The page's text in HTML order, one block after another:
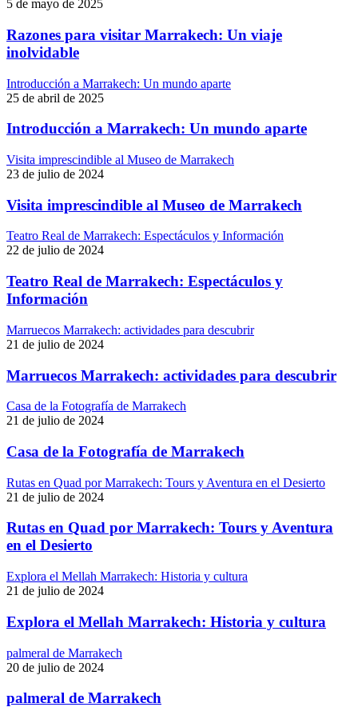
5 de mayo de 2025
Razones para visitar Marrakech: Un viaje
inolvidable
Introducción a Marrakech: Un mundo aparte
25 de abril de 2025
Introducción a Marrakech: Un mundo aparte
Visita imprescindible al Museo de Marrakech
23 de julio de 2024
Visita imprescindible al Museo de Marrakech
Teatro Real de Marrakech: Espectáculos y Información
22 de julio de 2024
Teatro Real de Marrakech: Espectáculos y
Información
Marruecos Marrakech: actividades para descubrir
21 de julio de 2024
Marruecos Marrakech: actividades para descubrir
Casa de la Fotografía de Marrakech
21 de julio de 2024
Casa de la Fotografía de Marrakech
Rutas en Quad por Marrakech: Tours y Aventura en el Desierto
21 de julio de 2024
Rutas en Quad por Marrakech: Tours y Aventura
en el Desierto
Explora el Mellah Marrakech: Historia y cultura
21 de julio de 2024
Explora el Mellah Marrakech: Historia y cultura
palmeral de Marrakech
20 de julio de 2024
palmeral de Marrakech